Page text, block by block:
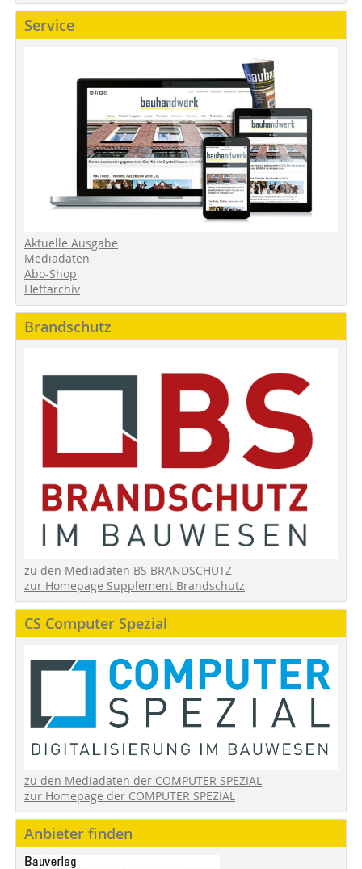
Service
Aktuelle Ausgabe
Mediadaten
Abo-Shop
Heftarchiv
Brandschutz
zu den Mediadaten BS BRANDSCHUTZ
zur Homepage Supplement Brandschutz
CS Computer Spezial
zu den Mediadaten der COMPUTER SPEZIAL
zur Homepage der COMPUTER SPEZIAL
Anbieter finden